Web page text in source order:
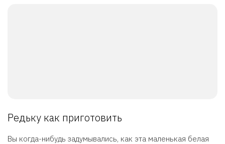
Редьку как приготовить
Вы когда-нибудь задумывались, как эта маленькая белая